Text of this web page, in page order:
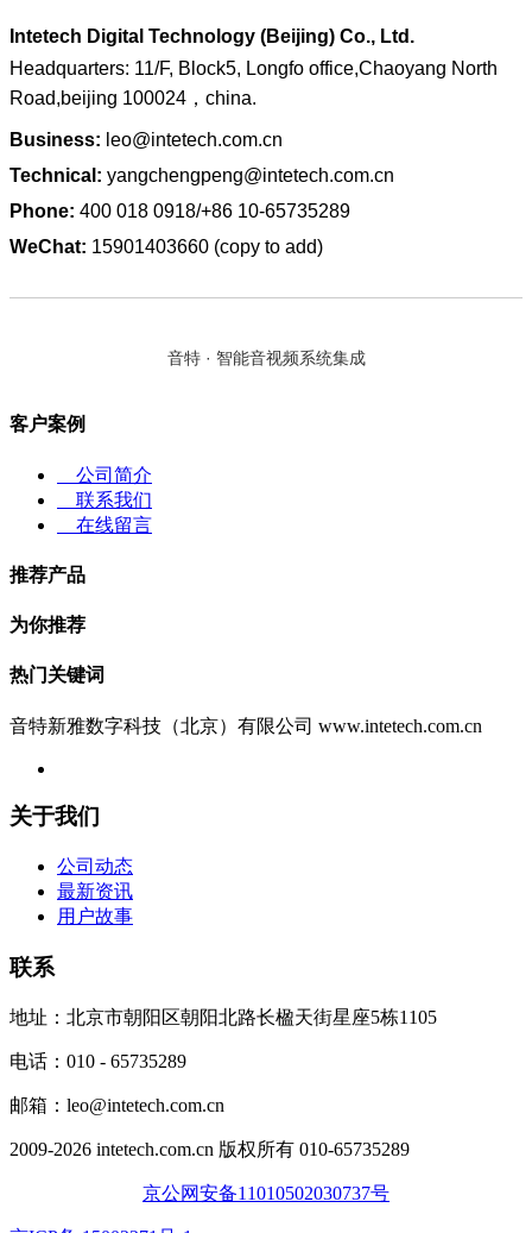
Intetech Digital Technology (Beijing) Co., Ltd.
Headquarters: 11/F, Block5, Longfo office,Chaoyang North
Road,beijing 100024，china.
Business: leo@intetech.com.cn
Technical: yangchengpeng@intetech.com.cn
Phone: 400 018 0918/+86 10-65735289
WeChat: 15901403660 (copy to add)
音特 · 智能音视频系统集成
客户案例
公司简介
联系我们
在线留言
推荐产品
为你推荐
热门关键词
音特新雅数字科技（北京）有限公司 www.intetech.com.cn
关于我们
公司动态
最新资讯
用户故事
联系
地址：北京市朝阳区朝阳北路长楹天街星座5栋1105
电话：010 - 65735289
邮箱：leo@intetech.com.cn
2009-2026 intetech.com.cn 版权所有 010-65735289
京公网安备11010502030737号